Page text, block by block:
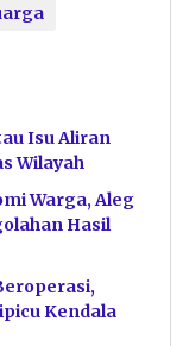
Isu Aliran
Wilayah
Warga, Aleg
Hasil
Kendala